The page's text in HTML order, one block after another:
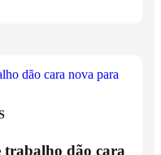
dão cara